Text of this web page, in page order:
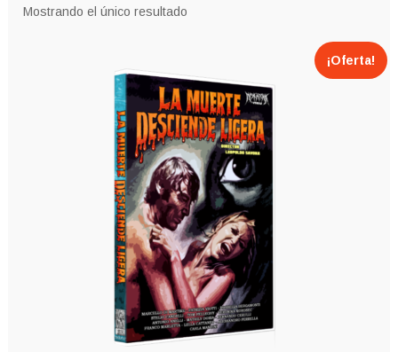
Mostrando el único resultado
¡Oferta!